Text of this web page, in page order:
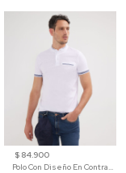
$ 84.900
Polo Con Diseño En Contraste